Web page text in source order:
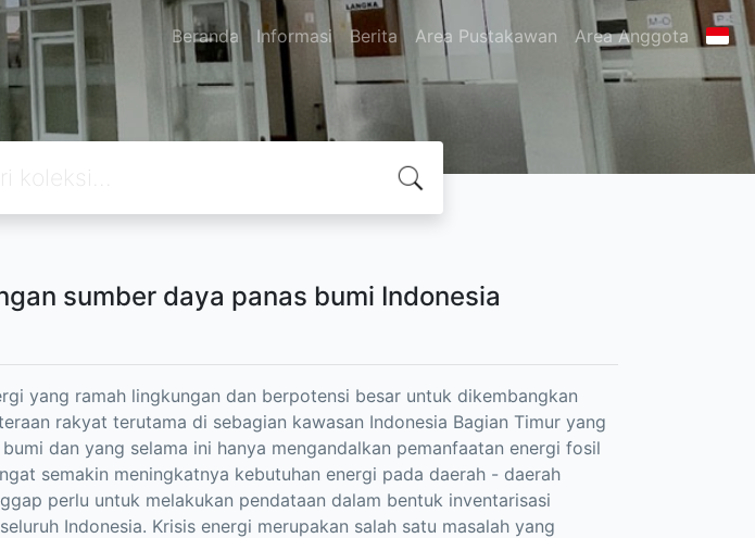
Beranda Informasi Berita Area Pustakawan Area Anggota
sumber daya panas bumi Indonesia
yang ramah lingkungan dan berpotensi besar untuk dikembangkan
rakyat terutama di sebagian kawasan Indonesia Bagian Timur yang
dan yang selama ini hanya mengandalkan pemanfaatan energi fosil
semakin meningkatnya kebutuhan energi pada daerah - daerah
perlu untuk melakukan pendataan dalam bentuk inventarisasi
Indonesia. Krisis energi merupakan salah satu masalah yang